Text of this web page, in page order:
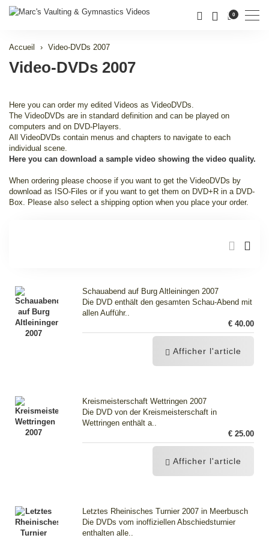
0
Accueil Video-DVDs 2007
Video-DVDs 2007
Here you can order my edited Videos as VideoDVDs.
The VideoDVDs are in standard definition and can be played on
computers and on DVD-Players.
All VideoDVDs contain menus and chapters to navigate to each
individual scene.
Here you can download a sample video showing the video quality.
When ordering please choose if you want to get the VideoDVDs by
download as ISO-Files or if you want to get them on DVD+R in a DVD-
Box. Please also select a shipping option when you place your order.
Schauabend auf Burg Altleiningen 2007
Die DVD enthält den gesamten Schau-Abend mit
allen Aufführ..
€ 40.00
Afficher l'article
Kreismeisterschaft Wettringen 2007
Die DVD von der Kreismeisterschaft in
Wettringen enthält a..
€ 25.00
Afficher l'article
Letztes Rheinisches Turnier 2007 in Meerbusch
Die DVDs vom inoffiziellen Abschiedsturnier
enthalten alle..